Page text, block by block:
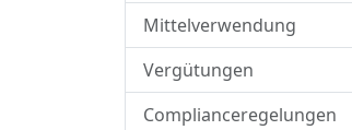
Mittelverwendung
Vergütungen
Complianceregelungen